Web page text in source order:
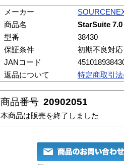
メーカー
商品名
StarSuite 7.0
型番
38430
保証条件
初期不良対
JANコード
返品について
特定商取引
商品番号 20902051
本商品は販売を終了しました